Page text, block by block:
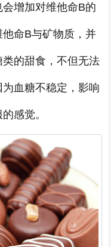
增加对维他命B的
命B与矿物质，并
的甜食，不但无法
血糖不稳定，影响
感觉。